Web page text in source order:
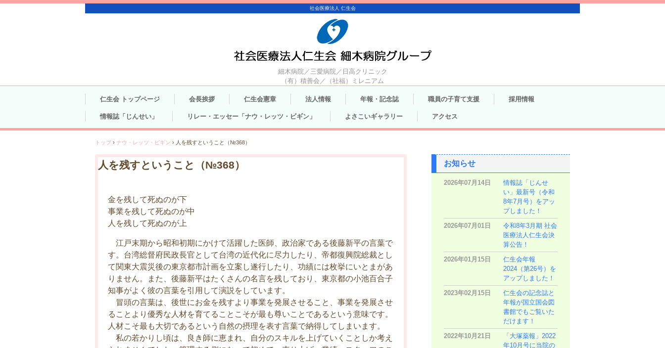
社会医療法人 仁生会
細木病院／三愛病院／日高クリニック
（有）積善会／（社福）ミレニアム
仁生会 トップページ 会長挨拶 仁生会憲章 法人情報 年報・記念誌 職員の子育て支援 採用情報
情報誌「じんせい」 リレー・エッセー「ナウ・レッツ・ビギン」 よさこいギャラリー アクセス
トップ › ナウ・レッツ・ビギン › 人を残すということ（№368）
人を残すということ（№368）
金を残して死ぬのが下
事業を残して死ぬのが中
人を残して死ぬのが上
江戸末期から昭和初期にかけて活躍した医師、政治家である後藤新平の言葉で
す。台湾総督府民政長官として台湾の近代化に尽力したり、帝都復興院総裁とし
て関東大震災後の東京都市計画を立案し遂行したり、功績には枚挙にいとまがあ
りません。また、後藤新平はたくさんの名言を残しており、東京都の小池百合子
知事がよく彼の言葉を引用して演説をしています。
冒頭の言葉は、後世にお金を残すより事業を発展させること、事業を発展させ
ることより優秀な人材を育てることこそが最も尊いことであるという意味です。
人材こそ最も大切であるという自然の摂理を表す言葉で納得してしまいます。
私の若かりし頃は、良き師に恵まれ、自分のスキルを上げていくことしか考え
お知らせ
2026年07月14日
情報誌「じんせ
い」最新号（令和
8年7月号）をアッ
プしました！
2026年07月01日
令和8年3月期 社会
医療法人仁生会決
算公告！
2026年01月15日
仁生会年報
2024（第26号）を
アップしました！
2023年02月15日
仁生会の記念誌と
年報が国立国会図
書館でもご覧いた
だけます！
2022年10月21日
「大塚薬報」2022
年10月号に当院の